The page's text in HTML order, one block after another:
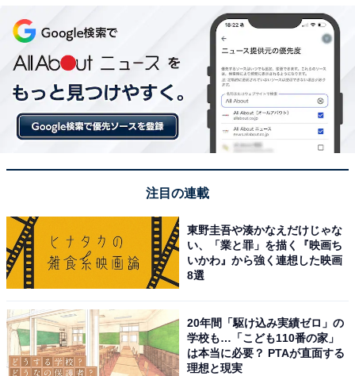
注目の連載
東野圭吾や湊かなえだけじゃな
い、「業と罪」を描く『映画ち
いかわ』から強く連想した映画
8選
20年間「駆け込み実績ゼロ」の
学校も…「こども110番の家」
は本当に必要？ PTAが直面する
理想と現実